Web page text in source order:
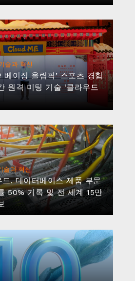
술과 혁신
베이징 올림픽’ 스포츠 경험
원격 미팅 기술 ‘클라우드
술과 혁신
드, 데이터베이스 제품 부문
50% 기록 및 전 세계 15만